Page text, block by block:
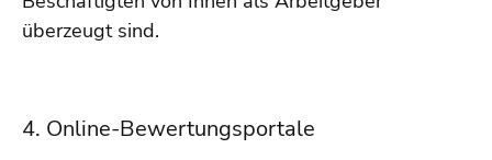
überzeugt sind.
4. Online-Bewertungsportale